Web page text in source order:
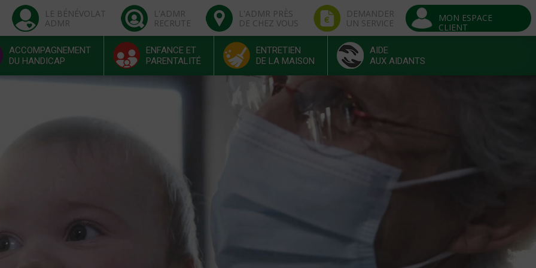
LE BÉNÉVOLAT
ADMR
L'ADMR
RECRUTE
L'ADMR PRÈS
DE CHEZ VOUS
DEMANDER
UN SERVICE
MON ESPACE
CLIENT
ACCOMPAGNEMENT
DU HANDICAP
ENFANCE ET
PARENTALITÉ
ENTRETIEN
DE LA MAISON
AIDE
AUX AIDANTS